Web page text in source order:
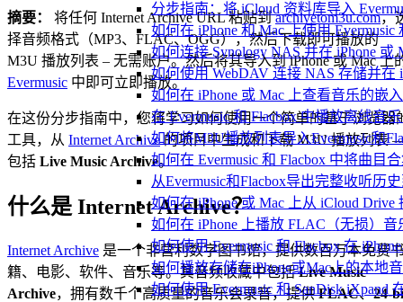
分步指南：将 iCloud 资料库导入
如何在 iPhone 和 Mac 上使用
如何连接 Synology NAS 并在 iPhone 或
如何使用 WebDAV 连接 NAS 存储并在
如何在 iPhone 或 Mac 上查看音乐的嵌
在 Evermusic 和 Flacbox 中播放离线音
如何将M3U播放列表导入Evermusic和
如何在 Evermusic 和 Flacbox 中将曲目
从Evermusic和Flacbox导出完整收听历
如何在 iPhone 或 Mac 上从 iCloud Drive
如何在 iPhone 上播放 FLAC（无损）音
如何使用 Evermusic 和 Flacbox 在
如何播放存储在iPhone或Mac上的本地
如何使用 Evermusic 和 SanDisk iXpand
摘要： 将任何 Internet Archive URL 粘贴到archivetom3u.com，
择音频格式（MP3、FLAC、OGG），然后下载即可播放的
M3U 播放列表 – 无需账户。然后将其导入到 iPhone 或 Mac 上
Evermusic 中即可立即播放。
在这份分步指南中，您将学习如何使用一个简单的基于浏览器
工具，从 Internet Archive的项目中生成和下载 M3U 播放列表
包括 Live Music Archive。
什么是 Internet Archive？
Internet Archive 是一个非营利数字图书馆，提供数百万本免费
籍、电影、软件、音乐等。其音频收藏中包括Live Music
Archive，拥有数千个高质量的音乐会录音，提供FLAC、24-